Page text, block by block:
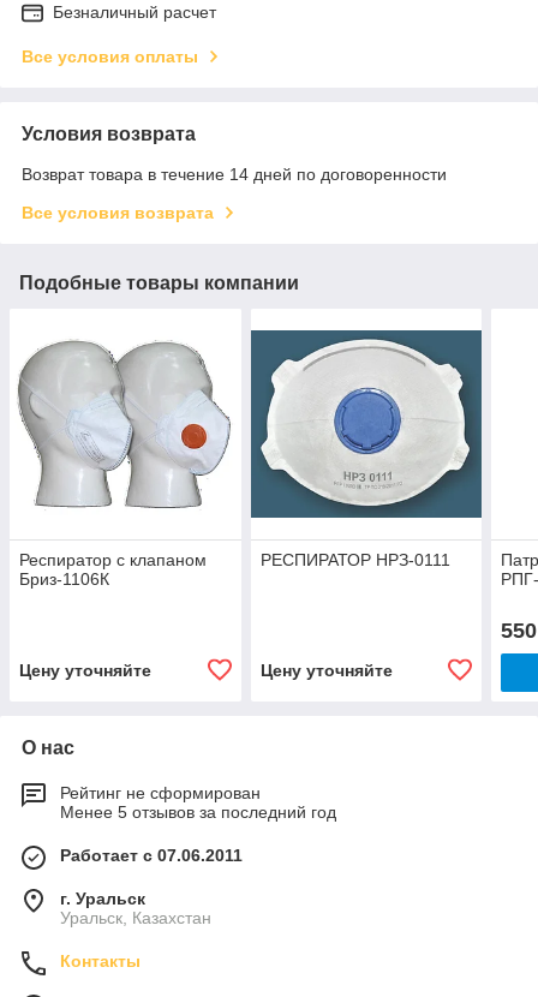
Безналичный расчет
Все условия оплаты
Условия возврата
Возврат товара в течение 14 дней по договоренности
Все условия возврата
Подобные товары компании
Респиратор с клапаном
Бриз-1106К
Цену уточняйте
РЕСПИРАТОР НРЗ-0111
Цену уточняйте
550
О нас
Рейтинг не сформирован
Менее 5 отзывов за последний год
Работает с 07.06.2011
г. Уральск
Уральск, Казахстан
Контакты